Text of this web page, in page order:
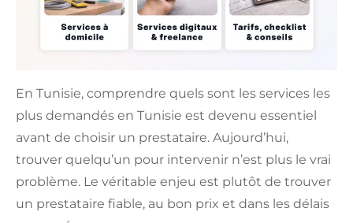
En Tunisie, comprendre quels sont les services les
plus demandés en Tunisie est devenu essentiel
avant de choisir un prestataire. Aujourd’hui,
trouver quelqu’un pour intervenir n’est plus le vrai
problème. Le véritable enjeu est plutôt de trouver
un prestataire fiable, au bon prix et dans les délais